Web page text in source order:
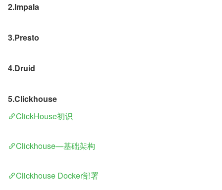
2.Impala
3.Presto
4.Druid
5.Clickhouse
ClickHouse初识
Clickhouse—基础架构
Clickhouse Docker部署